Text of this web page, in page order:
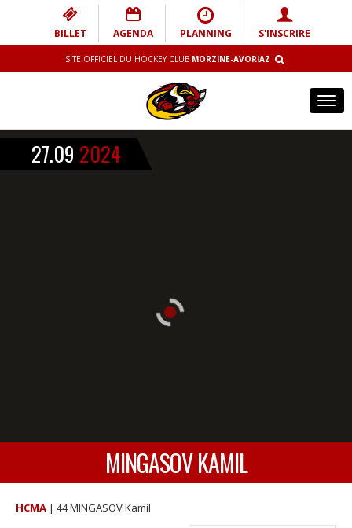
BILLET AGENDA PLANNING S'INSCRIRE
SITE OFFICIEL DU HOCKEY CLUB MORZINE-AVORIAZ
MINGASOV KAMIL
27.09 2024
HCMA | 44 MINGASOV Kamil